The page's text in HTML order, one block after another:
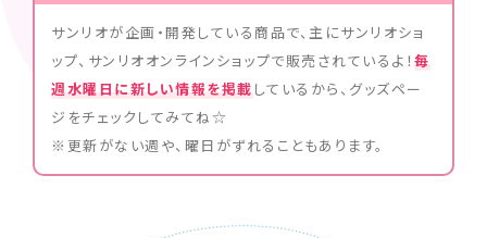
サンリオが企画・開発している商品で、主にサンリオショ
ップ、サンリオオンラインショップで販売されているよ！毎
週水曜日に新しい情報を掲載 しているから、グッズペー
ジをチェックしてみてね☆
※更新がない週や、曜日がずれることもあります。